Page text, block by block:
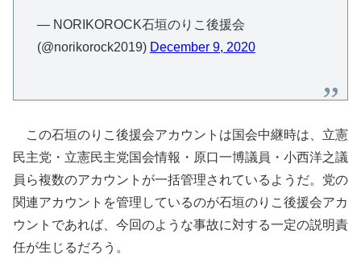
— NORIKOROCK石垣のりこ後援会
(@norikorock2019) December 9, 2020
この石垣のりこ後援会アカウントは国会中継時は、立憲
民主党・立憲民主党国会情報・原口一博議員・小西洋之議
員ら複数のアカウントが一括管理されているようだ。党の
関連アカウントを管理しているのが石垣のりこ後援会アカ
ウントであれば、今回のような事故に対する一定の説明責
任が生じるだろう。